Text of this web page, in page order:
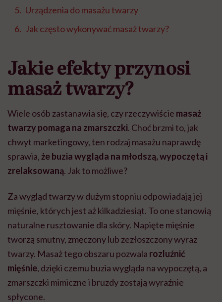
Urządzenia do masażu twarzy
Jak często wykonywać masaż twarzy?
Jakie efekty przynosi
masaż twarzy?
Wiele osób zastanawia się, czy rzeczywiście masaż
twarzy pomaga na zmarszczki. Choć brzmi to, jak
chwyt marketingowy, ten rodzaj masażu naprawdę
sprawia, że buzia wygląda na młodszą, wypoczętą i
zrelaksowaną. Jak to możliwe?
Za wygląd twarzy w dużym stopniu odpowiadają jej
mięśnie, których jest aż kilkadziesiąt. To one stanowią
naturalne rusztowanie dla skóry. Napięte mięśnie
tworzą smutny, zmęczony lub zezłoszczony wyraz
twarzy. Masaż tego obszaru pozwala rozluźnić
mięśnie, dzięki czemu buzia wygląda na wypoczętą, a
zmarszczki mimiczne i bruzdy zostają wyraźnie
spłycone.